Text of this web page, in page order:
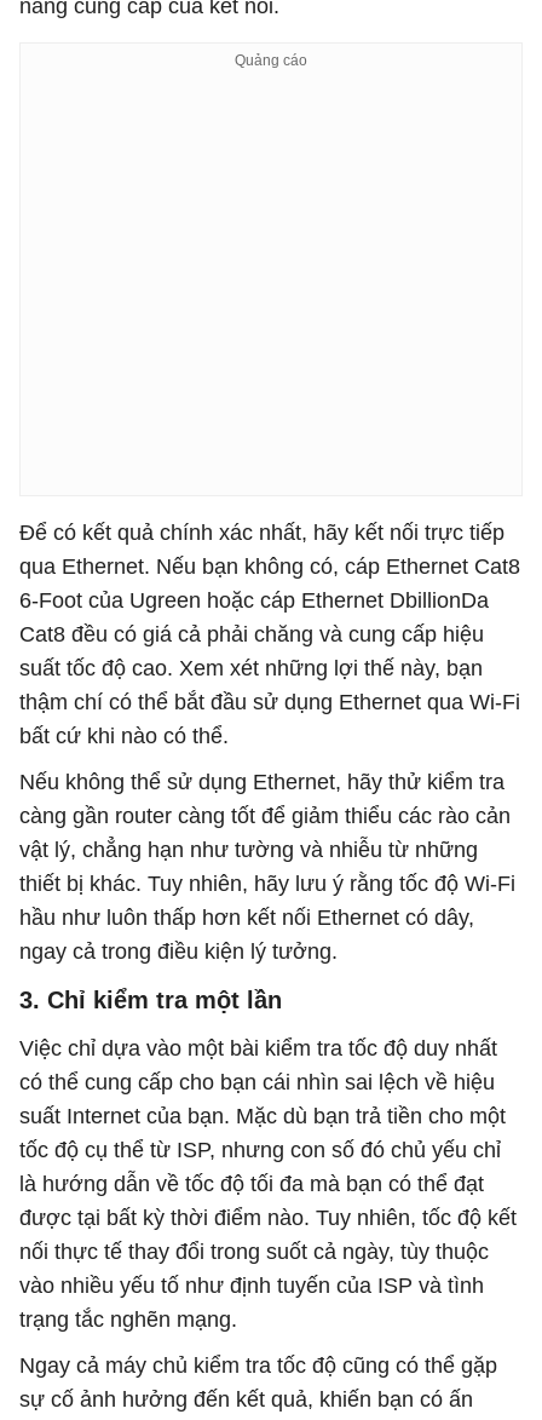
năng cung cấp của kết nối.
Để có kết quả chính xác nhất, hãy kết nối trực tiếp
qua Ethernet. Nếu bạn không có, cáp Ethernet Cat8
6-Foot của Ugreen hoặc cáp Ethernet DbillionDa
Cat8 đều có giá cả phải chăng và cung cấp hiệu
suất tốc độ cao. Xem xét những lợi thế này, bạn
thậm chí có thể bắt đầu sử dụng Ethernet qua Wi-Fi
bất cứ khi nào có thể.
Nếu không thể sử dụng Ethernet, hãy thử kiểm tra
càng gần router càng tốt để giảm thiểu các rào cản
vật lý, chẳng hạn như tường và nhiễu từ những
thiết bị khác. Tuy nhiên, hãy lưu ý rằng tốc độ Wi-Fi
hầu như luôn thấp hơn kết nối Ethernet có dây,
ngay cả trong điều kiện lý tưởng.
3. Chỉ kiểm tra một lần
Việc chỉ dựa vào một bài kiểm tra tốc độ duy nhất
có thể cung cấp cho bạn cái nhìn sai lệch về hiệu
suất Internet của bạn. Mặc dù bạn trả tiền cho một
tốc độ cụ thể từ ISP, nhưng con số đó chủ yếu chỉ
là hướng dẫn về tốc độ tối đa mà bạn có thể đạt
được tại bất kỳ thời điểm nào. Tuy nhiên, tốc độ kết
nối thực tế thay đổi trong suốt cả ngày, tùy thuộc
vào nhiều yếu tố như định tuyến của ISP và tình
trạng tắc nghẽn mạng.
Ngay cả máy chủ kiểm tra tốc độ cũng có thể gặp
sự cố ảnh hưởng đến kết quả, khiến bạn có ấn